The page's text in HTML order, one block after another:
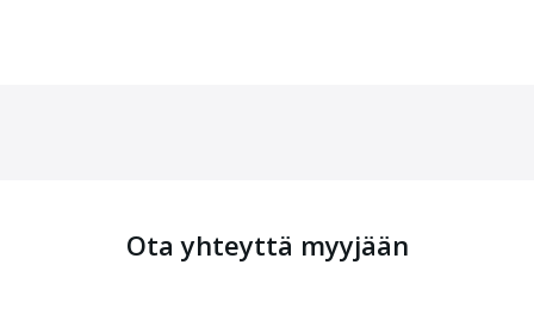
Ota yhteyttä myyjään